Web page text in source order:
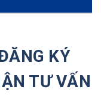
Đại Học Tại
KÝ
TƯ VẤN